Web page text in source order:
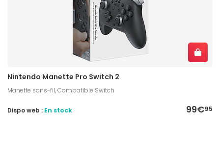
Nintendo Manette Pro Switch 2
Manette sans-fil, Compatible Switch
99€95
Dispo web : En stock